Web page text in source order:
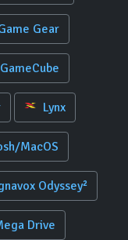
Gear
GameCube
Lynx
MacOS
Odyssey²
Drive